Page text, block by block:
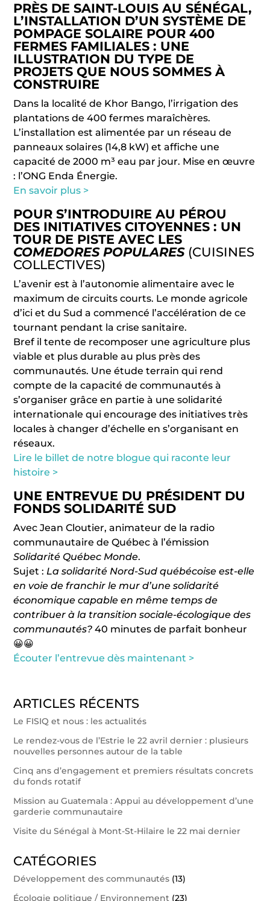
PRÈS DE SAINT-LOUIS AU SÉNÉGAL,
L’INSTALLATION D’UN SYSTÈME DE
POMPAGE SOLAIRE POUR 400
FERMES FAMILIALES : UNE
ILLUSTRATION DU TYPE DE
PROJETS QUE NOUS SOMMES À
CONSTRUIRE
Dans la localité de Khor Bango, l’irrigation des
plantations de 400 fermes maraîchères.
L’installation est alimentée par un réseau de
panneaux solaires (14,8 kW) et affiche une
capacité de 2000 m³ eau par jour. Mise en œuvre
: l’ONG Enda Énergie.
En savoir plus >
POUR S’INTRODUIRE AU PÉROU
DES INITIATIVES CITOYENNES : UN
TOUR DE PISTE AVEC LES
COMEDORES POPULARES(CUISINES
COLLECTIVES)
L’avenir est à l’autonomie alimentaire avec le
maximum de circuits courts. Le monde agricole
d’ici et du Sud a commencé l’accélération de ce
tournant pendant la crise sanitaire.
Bref il tente de recomposer une agriculture plus
viable et plus durable au plus près des
communautés. Une étude terrain qui rend
compte de la capacité de communautés à
s’organiser grâce en partie à une solidarité
internationale qui encourage des initiatives très
locales à changer d’échelle en s’organisant en
réseaux.
Lire le billet de notre blogue qui raconte leur
histoire >
UNE ENTREVUE DU PRÉSIDENT DU
FONDS SOLIDARITÉ SUD
Avec Jean Cloutier, animateur de la radio
communautaire de Québec à l’émission
Solidarité Québec Monde.
Sujet : La solidarité Nord-Sud québécoise est-elle
en voie de franchir le mur d’une solidarité
économique capable en même temps de
contribuer à la transition sociale-écologique des
communautés?40 minutes de parfait bonheur
😀😀
Écouter l’entrevue dès maintenant >
ARTICLES RÉCENTS
Le FISIQ et nous : les actualités
Le rendez-vous de l’Estrie le 22 avril dernier : plusieurs
nouvelles personnes autour de la table
Cinq ans d’engagement et premiers résultats concrets
du fonds rotatif
Mission au Guatemala : Appui au développement d’une
garderie communautaire
Visite du Sénégal à Mont-St-Hilaire le 22 mai dernier
CATÉGORIES
Développement des communautés (13)
Écologie politique / Environnement (23)